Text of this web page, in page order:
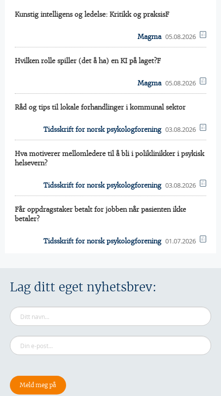
Kunstig intelligens og ledelse: Kritikk og praksisF
Magma 05.08.2026
Hvilken rolle spiller (det å ha) en KI på laget?F
Magma 05.08.2026
Råd og tips til lokale forhandlinger i kommunal sektor
Tidsskrift for norsk psykologforening 03.08.2026
Hva motiverer mellomledere til å bli i poliklinikker i psykisk
helsevern?
Tidsskrift for norsk psykologforening 03.08.2026
Får oppdragstaker betalt for jobben når pasienten ikke
betaler?
Tidsskrift for norsk psykologforening 01.07.2026
Lag ditt eget nyhetsbrev: